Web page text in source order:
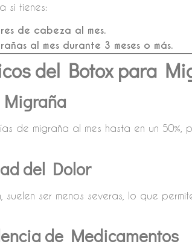
si tienes:
de cabeza al mes.
al mes durante 3 meses o más.
del Botox para
de migraña al mes hasta en un 50%,
del Dolor
suelen ser menos severas, lo que
de Medicamentos